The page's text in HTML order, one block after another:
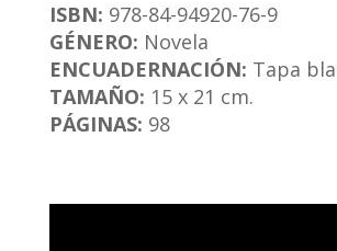
ISBN: 978-84-94920-76-9
GÉNERO: Novela
ENCUADERNACIÓN: Tapa
TAMAÑO: 15 x 21 cm.
PÁGINAS: 98